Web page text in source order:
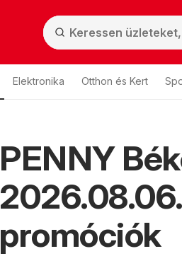
Elektronika Otthon és Kert
PENNY
promóciók